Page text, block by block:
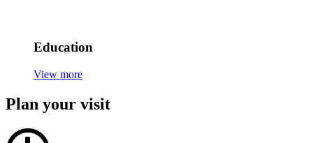
Education
View more
Plan your visit